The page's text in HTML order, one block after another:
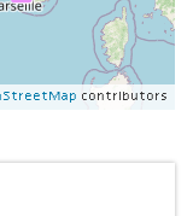
contributors